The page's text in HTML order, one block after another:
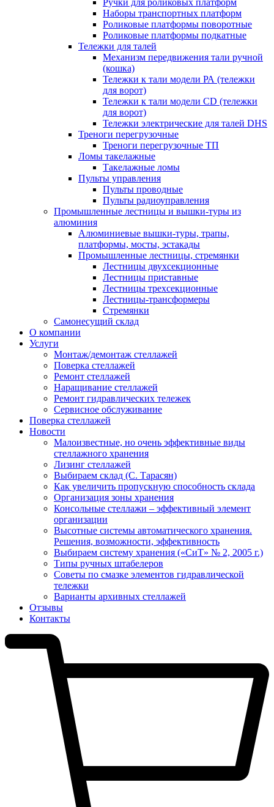
Ручки для роликовых платформ
Наборы транспортных платформ
Роликовые платформы поворотные
Роликовые платформы подкатные
Тележки для талей
Механизм передвижения тали ручной
(кошка)
Тележки к тали модели РА (тележки
для ворот)
Тележки к тали модели CD (тележки
для ворот)
Тележки электрические для талей DHS
Треноги перегрузочные
Треноги перегрузочные ТП
Ломы такелажные
Такелажные ломы
Пульты управления
Пульты проводные
Пульты радиоуправления
Промышленные лестницы и вышки-туры из
алюминия
Алюминиевые вышки-туры, трапы,
платформы, мосты, эстакады
Промышленные лестницы, стремянки
Лестницы двухсекционные
Лестницы приставные
Лестницы трехсекционные
Лестницы-трансформеры
Стремянки
Самонесущий склад
О компании
Услуги
Монтаж/демонтаж стеллажей
Поверка cтеллажей
Ремонт стеллажей
Наращивание стеллажей
Ремонт гидравлических тележек
Сервисное обслуживание
Поверка cтеллажей
Новости
Малоизвестные, но очень эффективные виды
стеллажного хранения
Лизинг стеллажей
Выбираем склад (С. Тарасян)
Как увеличить пропускную способность склада
Организация зоны хранения
Консольные стеллажи – эффективный элемент
организации
Высотные системы автоматического хранения.
Решения, возможности, эффективность
Выбираем систему хранения («СиТ» № 2, 2005 г.)
Типы ручных штабелеров
Советы по смазке элементов гидравлической
тележки
Варианты архивных стеллажей
Отзывы
Контакты